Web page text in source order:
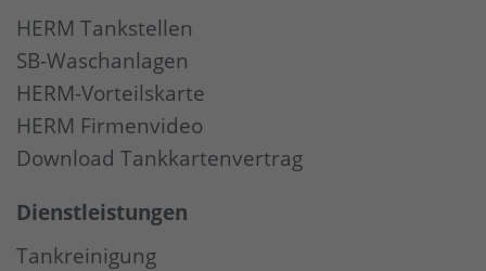
HERM Tankstellen
SB-Waschanlagen
HERM-Vorteilskarte
HERM Firmenvideo
Download Tankkartenvertrag
Dienstleistungen
Tankreinigung